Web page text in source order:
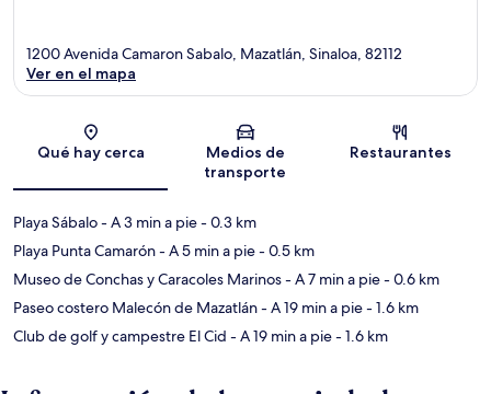
Sección del mapa
1200 Avenida Camaron Sabalo, Mazatlán, Sinaloa, 82112
Ver en el mapa
Qué hay cerca
Medios de
transporte
Restaurantes
Playa Sábalo- A 3 min a pie- 0.3 km
Playa Punta Camarón- A 5 min a pie- 0.5 km
Museo de Conchas y Caracoles Marinos- A 7 min a pie- 0.6 km
Paseo costero Malecón de Mazatlán- A 19 min a pie- 1.6 km
Club de golf y campestre El Cid - A 19 min a pie- 1.6 km